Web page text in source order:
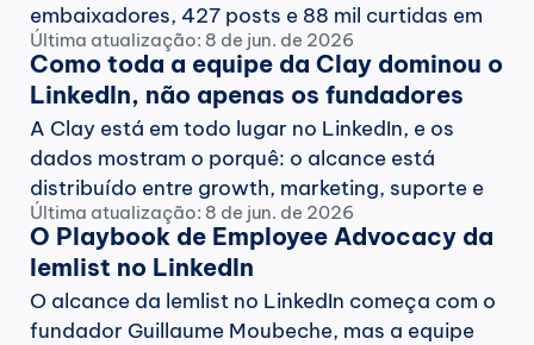
embaixadores, 427 posts e 88 mil curtidas em
um ano. Medimos cada pessoa, lemos os posts
e extraímos o que é genuinamente replicável da
agência que todo mundo copia.
Última atualização: 8 de jun. de 2026
Como toda a equipe da Clay dominou o
LinkedIn, não apenas os fundadores
A Clay está em todo lugar no LinkedIn, e os
dados mostram o porquê: o alcance está
distribuído entre growth, marketing, suporte e
studio, com o Head of Growth postando mais
do que o fundador. Medimos a advocacy
distribuída da Clay e o que vale replicar.
Última atualização: 8 de jun. de 2026
O Playbook de Employee Advocacy da
lemlist no LinkedIn
O alcance da lemlist no LinkedIn começa com o
fundador Guillaume Moubeche, mas a equipe